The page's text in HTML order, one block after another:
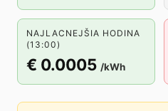
NAJLACNEJŠIA HODINA
(13:00)
€ 0.0005 /kWh